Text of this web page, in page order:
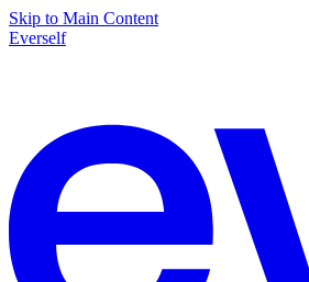
Skip to Main Content
Everself